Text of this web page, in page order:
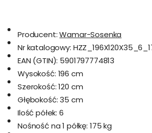
Producent: Wamar-Sosenka
Nr katalogowy:
EAN (GTIN): 5901797774813
Wysokość: 196 cm
Szerokość: 120 cm
Głębokość: 35 cm
Ilość półek: 6
Nośność na 1 półkę: 175 kg